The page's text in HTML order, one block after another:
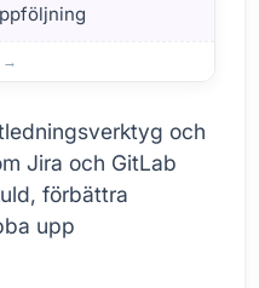
och
Jira och GitLab
förbättra
upp